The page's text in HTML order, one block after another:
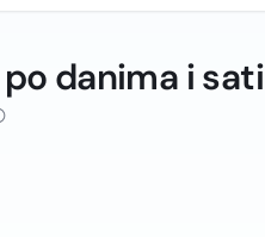
po danima i